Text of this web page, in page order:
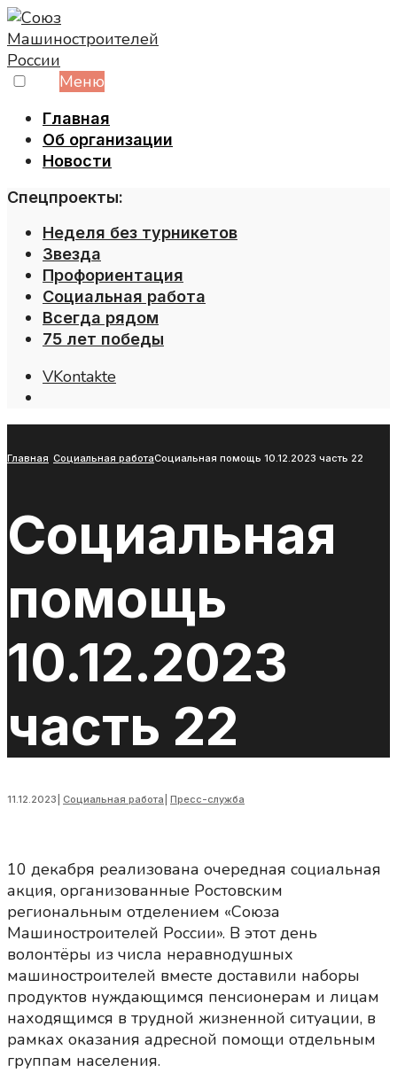
Skip
to
content
Меню
Главная
Об организации
Новости
Спецпроекты:
Неделя без турникетов
Звезда
Профориентация
Социальная работа
Всегда рядом
75 лет победы
VKontakte
Главная Социальная работаСоциальная помощь 10.12.2023 часть 22
Социальная
помощь
10.12.2023
часть 22
11.12.2023 Социальная работа Пресс-служба
10 декабря реализована очередная социальная
акция, организованные Ростовским
региональным отделением «Союза
Машиностроителей России». В этот день
волонтёры из числа неравнодушных
машиностроителей вместе доставили наборы
продуктов нуждающимся пенсионерам и лицам
находящимся в трудной жизненной ситуации, в
рамках оказания адресной помощи отдельным
группам населения.